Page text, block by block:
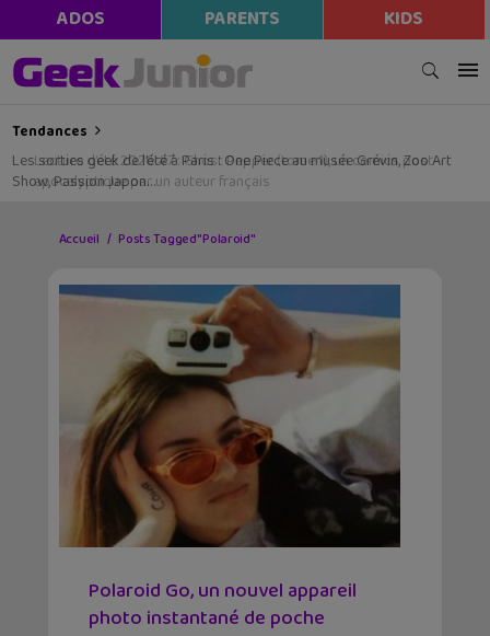
ADOS PARENTS KIDS
Tendances
Les sorties geek de l’été à Paris : One Piece au musée Grévin, Zoo Art
Show, Passion Japon…
Accueil Posts Tagged "Polaroid"
Polaroid Go, un nouvel appareil
photo instantané de poche